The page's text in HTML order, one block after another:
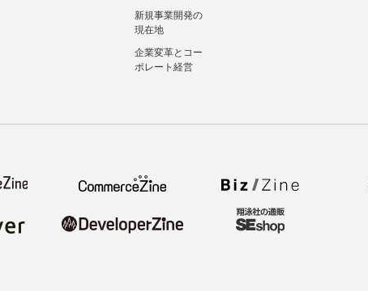
新規事業開発の
現在地
企業変革とコー
ポレート経営